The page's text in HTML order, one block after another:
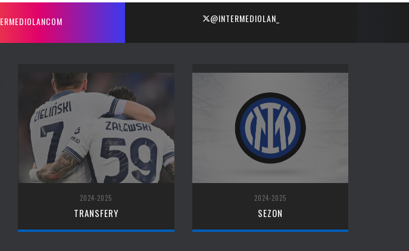
@INTERMEDIOLAN_
2024-2025
TRANSFERY
2024-2025
SEZON